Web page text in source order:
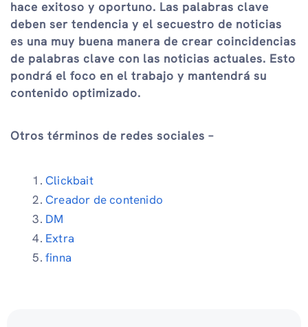
hace exitoso y oportuno. Las palabras clave
deben ser tendencia y el secuestro de noticias
es una muy buena manera de crear coincidencias
de palabras clave con las noticias actuales. Esto
pondrá el foco en el trabajo y mantendrá su
contenido optimizado.
Otros términos de redes sociales –
Clickbait
Creador de contenido
DM
Extra
finna